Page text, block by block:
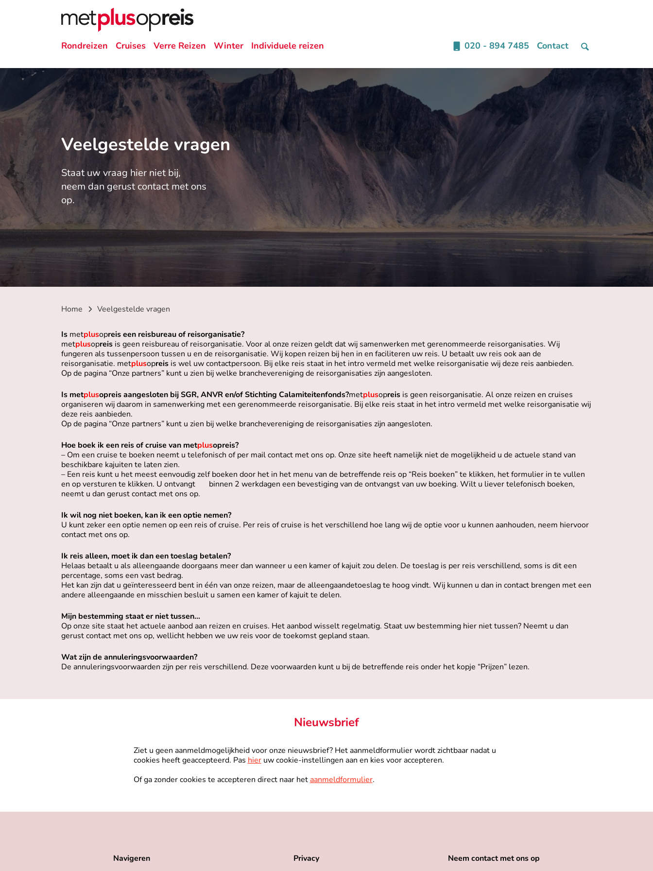
Rondreizen Cruises Verre Reizen Winter Individuele reizen 020 - 894 7485 Contact
Veelgestelde vragen
Staat uw vraag hier niet bij,
neem dan gerust contact met ons
op.
Home Veelgestelde vragen
Is metplusopreis een reisbureau of reisorganisatie?
metplusopreis is geen reisbureau of reisorganisatie. Voor al onze reizen geldt dat wij samenwerken met gerenommeerde reisorganisaties. Wij
fungeren als tussenpersoon tussen u en de reisorganisatie. Wij kopen reizen bij hen in en faciliteren uw reis. U betaalt uw reis ook aan de
reisorganisatie. metplusopreis is wel uw contactpersoon. Bij elke reis staat in het intro vermeld met welke reisorganisatie wij deze reis aanbieden.
Op de pagina “Onze partners” kunt u zien bij welke branchevereniging de reisorganisaties zijn aangesloten.
Is metplusopreis aangesloten bij SGR, ANVR en/of Stichting Calamiteitenfonds?metplusopreis is geen reisorganisatie. Al onze reizen en cruises
organiseren wij daarom in samenwerking met een gerenommeerde reisorganisatie. Bij elke reis staat in het intro vermeld met welke reisorganisatie wij
deze reis aanbieden.
Op de pagina “Onze partners” kunt u zien bij welke branchevereniging de reisorganisaties zijn aangesloten.
Hoe boek ik een reis of cruise van metplusopreis?
– Om een cruise te boeken neemt u telefonisch of per mail contact met ons op. Onze site heeft namelijk niet de mogelijkheid u de actuele stand van
beschikbare kajuiten te laten zien.
– Een reis kunt u het meest eenvoudig zelf boeken door het in het menu van de betreffende reis op “Reis boeken” te klikken, het formulier in te vullen
en op versturen te klikken. U ontvangt binnen 2 werkdagen een bevestiging van de ontvangst van uw boeking. Wilt u liever telefonisch boeken,
neemt u dan gerust contact met ons op.
Ik wil nog niet boeken, kan ik een optie nemen?
U kunt zeker een optie nemen op een reis of cruise. Per reis of cruise is het verschillend hoe lang wij de optie voor u kunnen aanhouden, neem hiervoor
contact met ons op.
Ik reis alleen, moet ik dan een toeslag betalen?
Helaas betaalt u als alleengaande doorgaans meer dan wanneer u een kamer of kajuit zou delen. De toeslag is per reis verschillend, soms is dit een
percentage, soms een vast bedrag.
Het kan zijn dat u geïnteresseerd bent in één van onze reizen, maar de alleengaandetoeslag te hoog vindt. Wij kunnen u dan in contact brengen met een
andere alleengaande en misschien besluit u samen een kamer of kajuit te delen.
Mijn bestemming staat er niet tussen…
Op onze site staat het actuele aanbod aan reizen en cruises. Het aanbod wisselt regelmatig. Staat uw bestemming hier niet tussen? Neemt u dan
gerust contact met ons op, wellicht hebben we uw reis voor de toekomst gepland staan.
Wat zijn de annuleringsvoorwaarden?
De annuleringsvoorwaarden zijn per reis verschillend. Deze voorwaarden kunt u bij de betreffende reis onder het kopje “Prijzen” lezen.
Nieuwsbrief
Ziet u geen aanmeldmogelijkheid voor onze nieuwsbrief? Het aanmeldformulier wordt zichtbaar nadat u
cookies heeft geaccepteerd. Pas hieruw cookie-instellingen aan en kies voor accepteren.
Of ga zonder cookies te accepteren direct naar het aanmeldformulier.
Navigeren Privacy Neem contact met ons op